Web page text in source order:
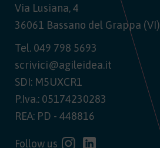
Via Lusiana, 4
36061 Bassano del Grappa (VI)
Tel. 049 798 5693
scrivici@agileidea.it
SDI: M5UXCR1
P.Iva.: 05174230283
REA: PD - 448816
Follow us